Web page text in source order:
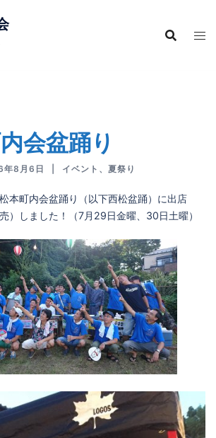
会盆踊り
年8月6日 イベント 、 夏祭り
本町内会盆踊り（以下西松盆踊）に出店
）しました！（7月29日金曜、30日土曜）